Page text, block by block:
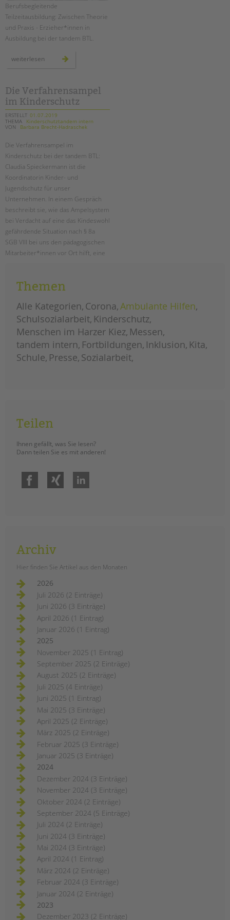
Berufsbegleitende
Teilzeitausbildung: Zwischen Theorie
und Praxis - Erzieher*innen in
Ausbildung bei der tandem BTL.
weiterlesen berufsbegleitende
teilzeitausbildung
Die Verfahrensampel
im Kinderschutz
ERSTELLT 01.07.2019
THEMA
Kinderschutztandem intern
VON
Barbara Brecht-Hadraschek
Die Verfahrensampel im
Kinderschutz bei der tandem BTL:
Claudia Spieckermann ist die
Koordinatorin Kinder- und
Jugendschutz für unser
Unternehmen. In einem Gespräch
beschreibt sie, wie das Ampelsystem
bei Verdacht auf eine das Kindeswohl
gefährdende Situation nach § 8a
SGB VIII bei uns den pädagogischen
Mitarbeiter*innen vor Ort hilft, eine
im
kinderschutz
Themen
Alle Kategorien Corona Ambulante Hilfen
Schulsozialarbeit Kinderschutz
Menschen im Harzer Kiez Messen
tandem intern Fortbildungen Inklusion Kita
Schule Presse Sozialarbeit
Teilen
Ihnen gefällt, was Sie lesen?
Dann teilen Sie es mit anderen!
Facebook
Archiv
Hier finden Sie Artikel aus den Monaten
2026
Juli 2026 (2 Einträge)
Juni 2026 (3 Einträge)
April 2026 (1 Eintrag)
Januar 2026 (1 Eintrag)
2025
November 2025 (1 Eintrag)
September 2025 (2 Einträge)
August 2025 (2 Einträge)
Juli 2025 (4 Einträge)
Juni 2025 (1 Eintrag)
Mai 2025 (3 Einträge)
April 2025 (2 Einträge)
März 2025 (2 Einträge)
Februar 2025 (3 Einträge)
Januar 2025 (3 Einträge)
2024
Dezember 2024 (3 Einträge)
November 2024 (3 Einträge)
Oktober 2024 (2 Einträge)
September 2024 (5 Einträge)
Juli 2024 (2 Einträge)
Juni 2024 (3 Einträge)
Mai 2024 (3 Einträge)
April 2024 (1 Eintrag)
März 2024 (2 Einträge)
Februar 2024 (3 Einträge)
Januar 2024 (2 Einträge)
2023
Dezember 2023 (2 Einträge)